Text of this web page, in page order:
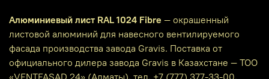
Алюминиевый лист RAL 1024 Fibre — окрашенный
листовой алюминий для навесного вентилируемого
фасада производства завода Gravis. Поставка от
официального дилера завода Gravis в Казахстане — ТОО
«VENTFASAD 24» (Алматы), тел. +7 (777) 377-33-00.